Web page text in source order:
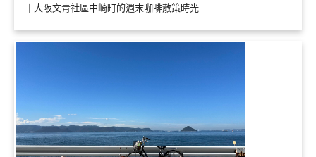
｜大阪文青社區中崎町的週末咖啡散策時光